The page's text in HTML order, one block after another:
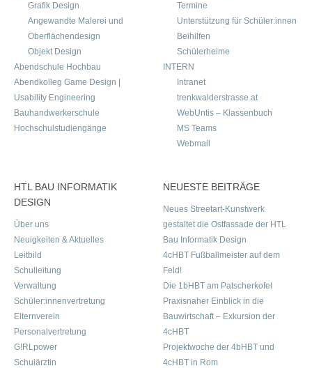
Grafik Design
Angewandte Malerei und
Oberflächendesign
Objekt Design
Abendschule Hochbau
Abendkolleg Game Design |
Usability Engineering
Bauhandwerkerschule
Hochschulstudiengänge
Termine
Unterstützung für Schüler:innen
Beihilfen
Schülerheime
INTERN
Intranet
trenkwalderstrasse.at
WebUntis – Klassenbuch
MS Teams
Webmail
HTL BAU INFORMATIK
DESIGN
Über uns
Neuigkeiten & Aktuelles
Leitbild
Schulleitung
Verwaltung
Schüler:innenvertretung
Elternverein
Personalvertretung
G!RLpower
Schulärztin
NEUESTE BEITRÄGE
Neues Streetart-Kunstwerk
gestaltet die Ostfassade der HTL
Bau Informatik Design
4cHBT Fußballmeister auf dem
Feld!
Die 1bHBT am Patscherkofel
Praxisnaher Einblick in die
Bauwirtschaft – Exkursion der
4cHBT
Projektwoche der 4bHBT und
4cHBT in Rom